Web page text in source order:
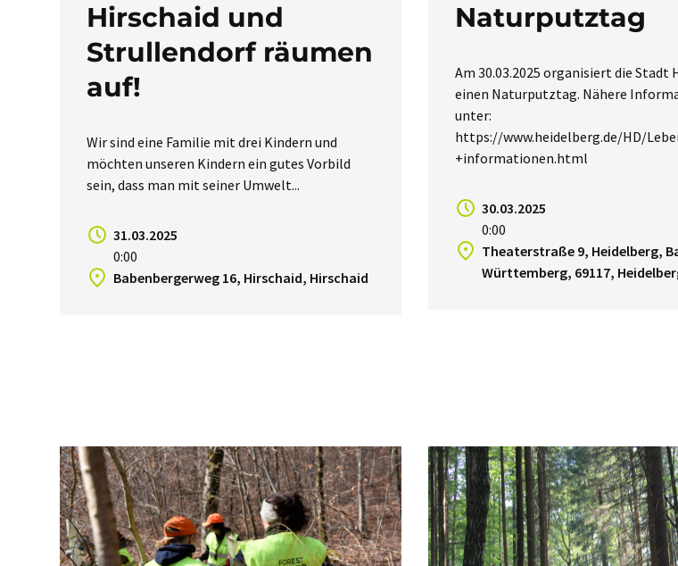
Hirschaid und
Strullendorf räumen
auf!
Wir sind eine Familie mit drei Kindern und
möchten unseren Kindern ein gutes Vorbild
sein, dass man mit seiner Umwelt...
31.03.2025
0:00
Babenbergerweg 16, Hirschaid, Hirschaid
Naturputztag
Am 30.03.2025 organisiert die Stadt
einen Naturputztag. Nähere
unter:
https://www.heidelberg.de/HD/
+informationen.html
30.03.2025
0:00
Theaterstraße 9, Heidelberg,
Württemberg, 69117,